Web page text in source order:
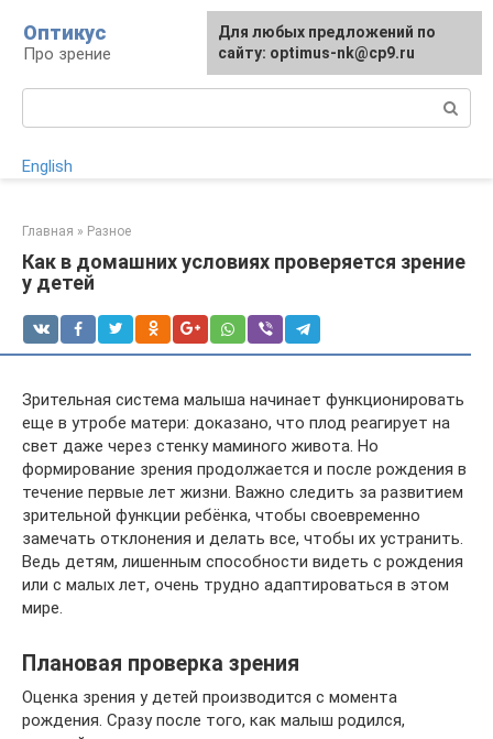
контенту
Оптикус
Про зрение
English
Главная » Разное
Как в домашних условиях проверяется зрение
у детей
Зрительная система малыша начинает функционировать
еще в утробе матери: доказано, что плод реагирует на
свет даже через стенку маминого живота. Но
формирование зрения продолжается и после рождения в
течение первые лет жизни. Важно следить за развитием
зрительной функции ребёнка, чтобы своевременно
замечать отклонения и делать все, чтобы их устранить.
Ведь детям, лишенным способности видеть с рождения
или с малых лет, очень трудно адаптироваться в этом
мире.
Плановая проверка зрения
Оценка зрения у детей производится с момента
рождения. Сразу после того, как малыш родился,
Для любых предложений по
сайту: optimus-nk@cp9.ru